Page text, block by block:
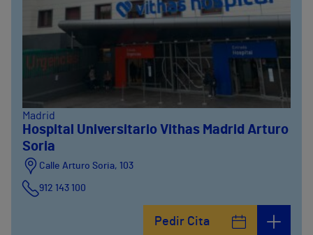
Madrid
Hospital Universitario Vithas Madrid Arturo
Soria
Calle Arturo Soria, 103
912 143 100
Pedir Cita